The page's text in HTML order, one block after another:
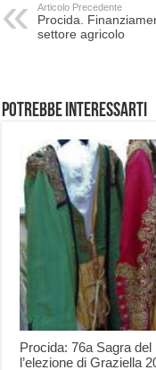
Articolo Precedente
Procida.
settore agricolo
Potrebbe interessarti
Procida: 76a Sagra
l’elezione di Graziella